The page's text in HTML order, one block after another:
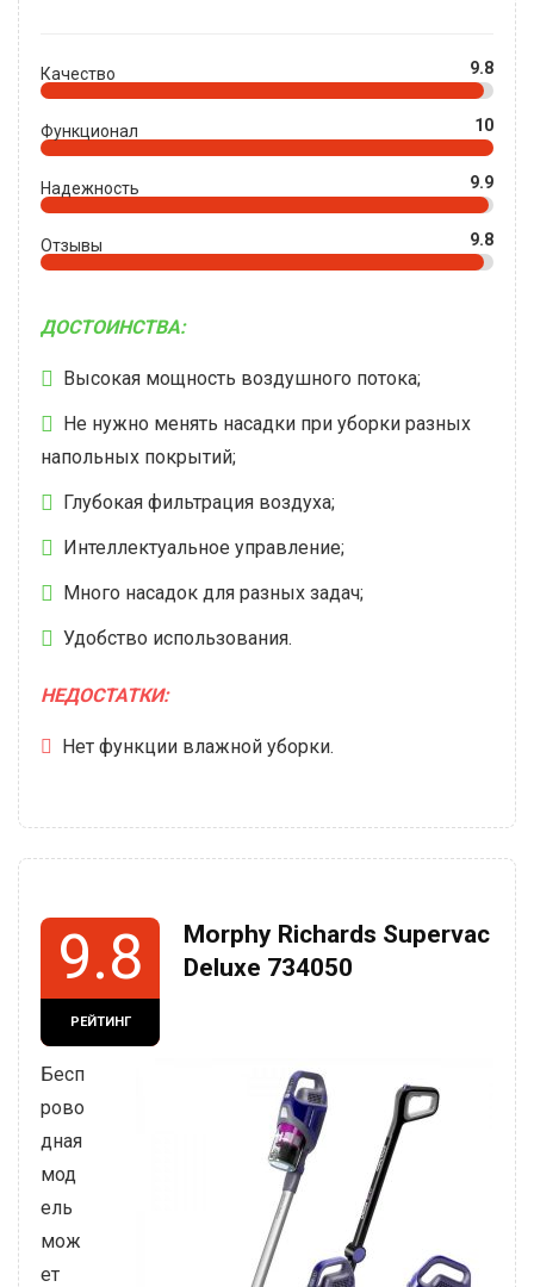
Качество 9.8
Функционал 10
Надежность 9.9
Отзывы 9.8
ДОСТОИНСТВА:
Высокая мощность воздушного потока;
Не нужно менять насадки при уборки разных
напольных покрытий;
Глубокая фильтрация воздуха;
Интеллектуальное управление;
Много насадок для разных задач;
Удобство использования.
НЕДОСТАТКИ:
Нет функции влажной уборки.
9.8
РЕЙТИНГ
Morphy Richards Supervac
Deluxe 734050
Бесп
рово
дная
мод
ель
мож
ет